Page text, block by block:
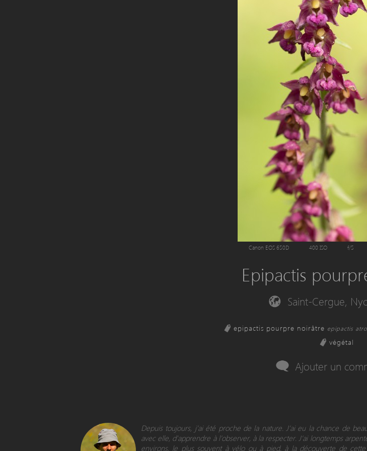
Canon EOS 650D 400 ISO f/5
Epipactis
Saint-Cergue,
epipactis pourpre noirâtre epipactis
végétal
Ajouter un
Depuis toujours, j’ai été proche de la nature. J’ai eu la chance de
avec elle, d'apprendre à l’observer, à la respecter. J’ai longtemps
environs, le plus souvent à vélo ou à pied, à la découverte de